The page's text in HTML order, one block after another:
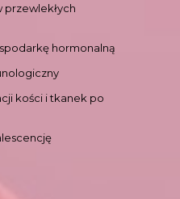
hormonalną
kości i tkanek po